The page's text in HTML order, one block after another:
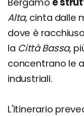
Alta, cinta dalle
dove è
la Città Bassa,
concentrano le
industriali.
L'itinerario